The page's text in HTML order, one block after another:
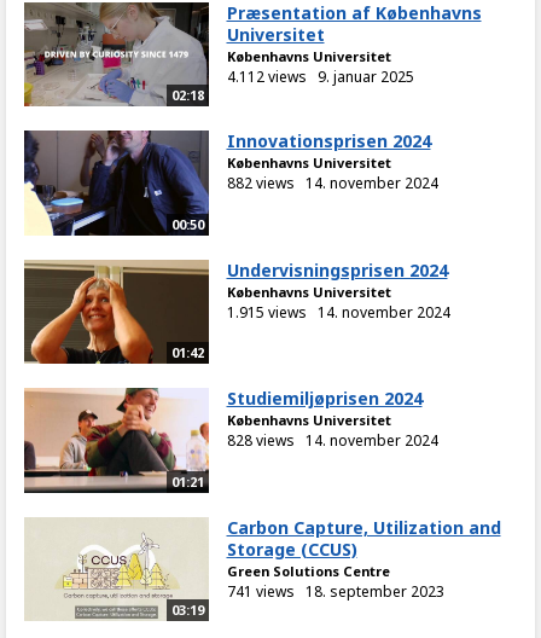
02:18
Præsentation af Københavns
Universitet
Københavns Universitet
4.112 views 9. januar 2025
00:50
Innovationsprisen 2024
Københavns Universitet
882 views 14. november 2024
01:42
Undervisningsprisen 2024
Københavns Universitet
1.915 views 14. november 2024
01:21
Studiemiljøprisen 2024
Københavns Universitet
828 views 14. november 2024
03:19
Carbon Capture, Utilization and
Storage (CCUS)
Green Solutions Centre
741 views 18. september 2023